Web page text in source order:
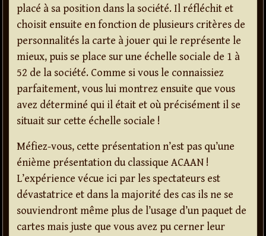
placé à sa position dans la société. Il réfléchit et
choisit ensuite en fonction de plusieurs critères de
personnalités la carte à jouer qui le représente le
mieux, puis se place sur une échelle sociale de 1 à
52 de la société. Comme si vous le connaissiez
parfaitement, vous lui montrez ensuite que vous
avez déterminé qui il était et où précisément il se
situait sur cette échelle sociale !
Méfiez-vous, cette présentation n’est pas qu’une
énième présentation du classique ACAAN !
L’expérience vécue ici par les spectateurs est
dévastatrice et dans la majorité des cas ils ne se
souviendront même plus de l’usage d’un paquet de
cartes mais juste que vous avez pu cerner leur